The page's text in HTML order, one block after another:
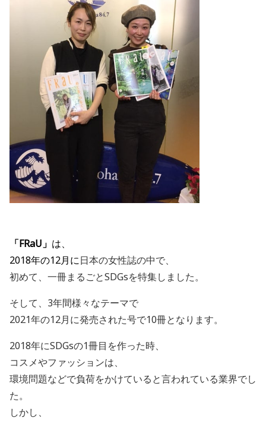
「FRaU」 は、
2018年の12月に日本の女性誌の中で、
初めて、一冊まるごとSDGsを特集しました。
そして、3年間様々なテーマで
2021年の12月に発売された号で10冊となります。
2018年にSDGsの1冊目を作った時、
コスメやファッションは、
環境問題などで負荷をかけていると言われている業界でし
た。
しかし、